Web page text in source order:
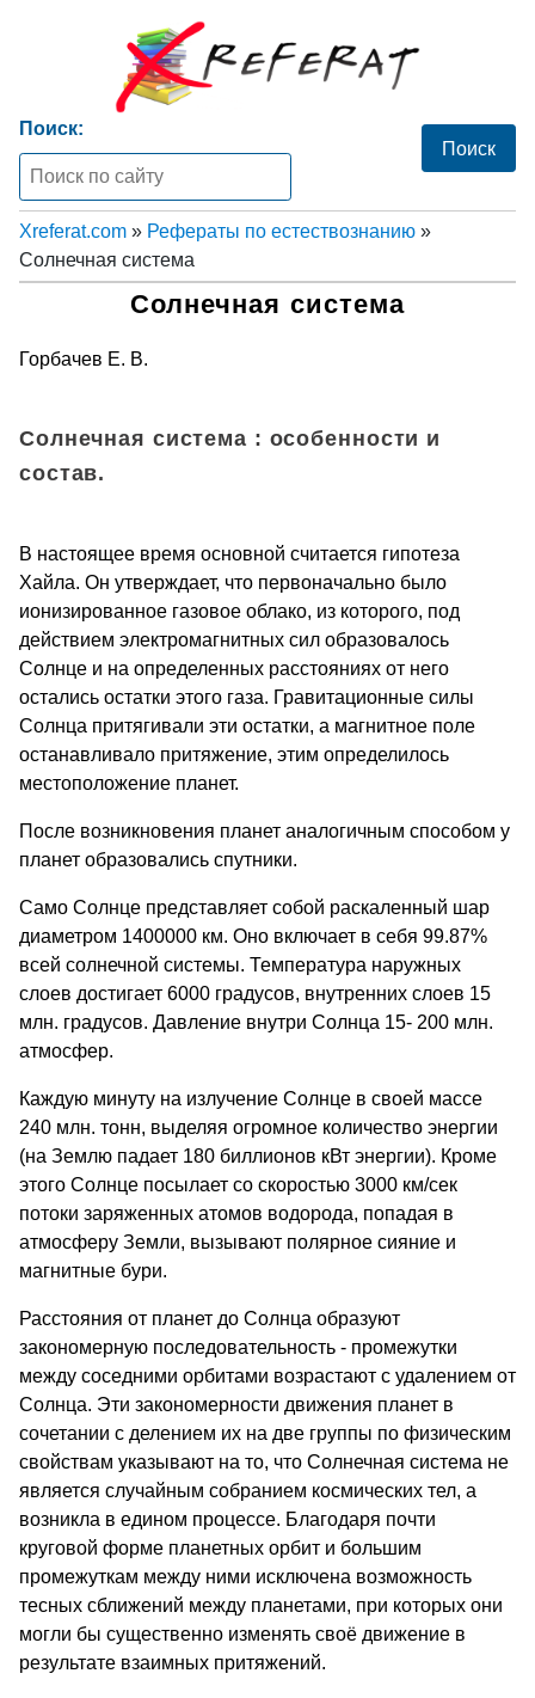
Поиск:
Xreferat.com » Рефераты по естествознанию »
Солнечная система
Солнечная система
Горбачев Е. В.
Солнечная система : особенности и
состав.
В настоящее время основной считается гипотеза
Хайла. Он утверждает, что первоначально было
ионизированное газовое облако, из которого, под
действием электромагнитных сил образовалось
Солнце и на определенных расстояниях от него
остались остатки этого газа. Гравитационные силы
Солнца притягивали эти остатки, а магнитное поле
останавливало притяжение, этим определилось
местоположение планет.
После возникновения планет аналогичным способом у
планет образовались спутники.
Само Солнце представляет собой раскаленный шар
диаметром 1400000 км. Оно включает в себя 99.87%
всей солнечной системы. Температура наружных
слоев достигает 6000 градусов, внутренних слоев 15
млн. градусов. Давление внутри Солнца 15- 200 млн.
атмосфер.
Каждую минуту на излучение Солнце в своей массе
240 млн. тонн, выделяя огромное количество энергии
(на Землю падает 180 биллионов кВт энергии). Кроме
этого Солнце посылает со скоростью 3000 км/сек
потоки заряженных атомов водорода, попадая в
атмосферу Земли, вызывают полярное сияние и
магнитные бури.
Расстояния от планет до Солнца образуют
закономерную последовательность - промежутки
между соседними орбитами возрастают с удалением от
Солнца. Эти закономерности движения планет в
сочетании с делением их на две группы по физическим
свойствам указывают на то, что Солнечная система не
является случайным собранием космических тел, а
возникла в едином процессе. Благодаря почти
круговой форме планетных орбит и большим
промежуткам между ними исключена возможность
тесных сближений между планетами, при которых они
могли бы существенно изменять своё движение в
результате взаимных притяжений.